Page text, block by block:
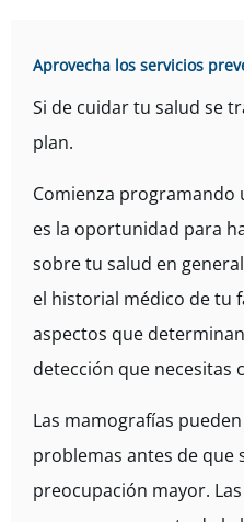
Aprovecha los servicios
Si de cuidar tu salud se
plan.
Comienza programando
es la oportunidad para
sobre tu salud en
el historial médico de tu
aspectos que
detección que necesitas
Las mamografías
problemas antes de que
preocupación mayor.